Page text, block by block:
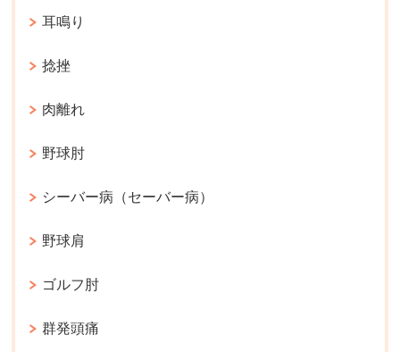
耳鳴り
捻挫
肉離れ
野球肘
シーバー病（セーバー病）
野球肩
ゴルフ肘
群発頭痛